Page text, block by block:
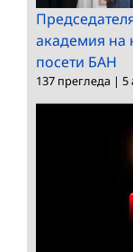
академия на
посети БАН
137 прегледа | 5